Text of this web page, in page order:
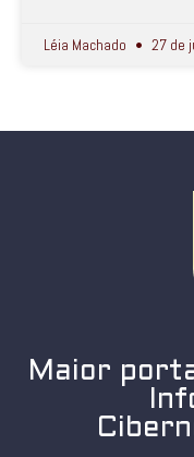
Léia Machado 27 de
Maior